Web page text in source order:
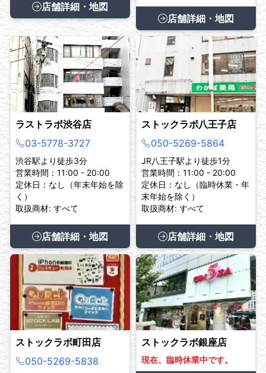
店舗詳細・地図
店舗詳細・地図
ラストラボ渋谷店
03-5778-3727
渋谷駅より徒歩3分
営業時間：11:00 - 20:00
定休日：なし（年末年始を除
く）
取扱商材: すべて
店舗詳細・地図
ストックラボ八王子店
050-5269-5864
JR八王子駅より徒歩1分
営業時間：11:00 - 20:00
定休日：なし（臨時休業・年
末年始を除く）
取扱商材: すべて
店舗詳細・地図
ストックラボ町田店
050-5269-5838
ストックラボ銀座店
現在、臨時休業中です。